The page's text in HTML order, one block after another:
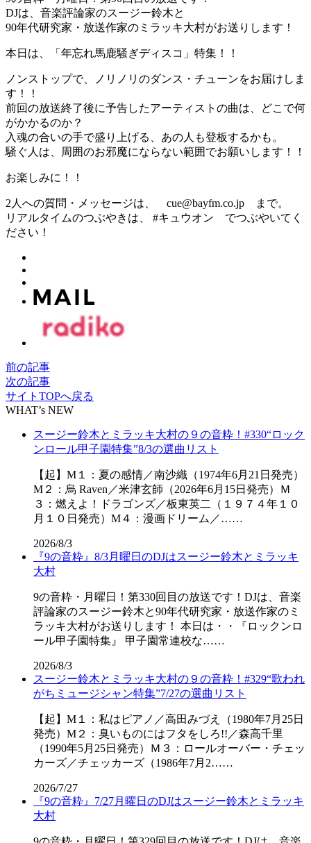
DJは、音楽評論家のスージー鈴木と
90年代研究家・放送作家のミラッキ大村がお送りします！
本日は、「年忘れ馬鹿騒ぎディスコ」特集！！
ノンストップで、ノリノリのダンス・チューンをお届けしま
す！！
前回の放送終了後に予告したアーティストの曲は、どこで何
がかかるのか？
入魂の合いの手で盛り上げる、あの人も登板するかも。
騒ぐ人は、周囲のお邪魔にならない範囲でお願いします！！
お楽しみに！！
2人への質問・メッセージは、 cue@bayfm.co.jp まで。
リアルタイムのつぶやきは、 #キュウオン でつぶやいてく
ださい！
前の記事
次の記事
サイトTOPへ戻る
WHAT’s NEW
スージー鈴木とミラッキ大村の９の音粋！#330“ロック
ンロール甲子園特集”8/3の選曲リスト
【起】M１：夏の感情／南沙織（1974年6月21日発売）
M２：烏 Raven／米津玄師（2026年6月15日発売）Ｍ
３：燃えよ！ドラゴンズ／板東英二（１９７４年１０
月１０日発売）M４：漫画ドリーム／……
2026/8/3
『9の音粋』8/3月曜日のDJはスージー鈴木とミラッキ
大村
9の音粋・月曜日！第330回目の放送です！DJは、音楽
評論家のスージー鈴木と90年代研究家・放送作家のミ
ラッキ大村がお送りします！ 本日は・・『ロックンロ
ール甲子園特集』 甲子園常連校な……
2026/8/3
スージー鈴木とミラッキ大村の９の音粋！#329“歌われ
がちミュージシャン特集”7/27の選曲リスト
【起】M１：私はピアノ／高田みづえ（1980年7月25日
発売）M２：臭いものにはフタをしろ!!／森高千里
（1990年5月25日発売）Ｍ３：ロールオーバー・チェッ
カーズ／チェッカーズ（1986年7月2……
2026/7/27
『9の音粋』7/27月曜日のDJはスージー鈴木とミラッキ
大村